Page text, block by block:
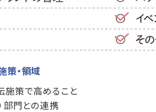
策・領域
策で高めること
部門との連携